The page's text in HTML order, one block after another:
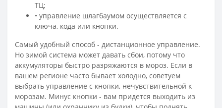
ТЦ;
• управление шлагбаумом осуществляется с
ключа, кода или кнопки.
Самый удобный способ - дистанционное управление.
Но зимой система может давать сбои, потому что
аккумуляторы быстро разряжаются в мороз. Если в
вашем регионе часто бывает холодно, советуем
выбрать управление с кнопки, нечувствительной к
морозам. Минус кнопки - вам придется выходить из